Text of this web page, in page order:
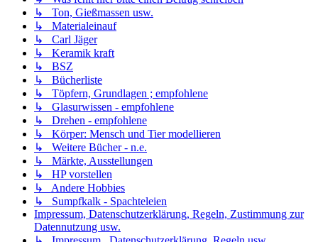
↳ Ton, Gießmassen usw.
↳ Materialeinauf
↳ Carl Jäger
↳ Keramik kraft
↳ BSZ
↳ Bücherliste
↳ Töpfern, Grundlagen ; empfohlene
↳ Glasurwissen - empfohlene
↳ Drehen - empfohlene
↳ Körper: Mensch und Tier modellieren
↳ Weitere Bücher - n.e.
↳ Märkte, Ausstellungen
↳ HP vorstellen
↳ Andere Hobbies
↳ Sumpfkalk - Spachteleien
Impressum, Datenschutzerklärung, Regeln, Zustimmung zur
Datennutzung usw.